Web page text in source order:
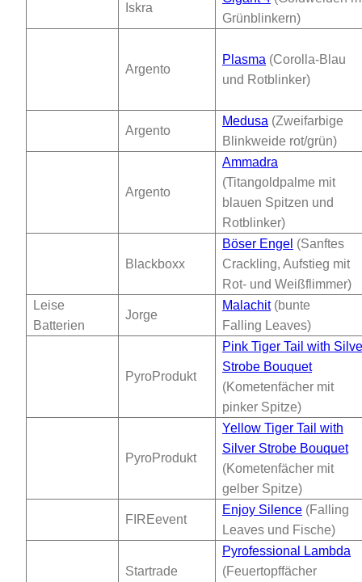
Iskra
Grünblinkern)
Argento
Plasma (Corolla-Blau
und Rotblinker)
Argento
Medusa (Zweifarbige
Blinkweide rot/grün)
Argento
Ammadra
(Titangoldpalme mit
blauen Spitzen und
Rotblinker)
Blackboxx
Böser Engel (Sanftes
Crackling, Aufstieg mit
Rot- und Weißflimmer)
Leise
Batterien
Jorge
Malachit(bunte
Falling Leaves)
PyroProdukt
Pink Tiger Tail with
Strobe Bouquet
(Kometenfächer mit
pinker Spitze)
PyroProdukt
Yellow Tiger Tail with
Silver Strobe Bouquet
(Kometenfächer mit
gelber Spitze)
FIREevent
Enjoy Silence (Falling
Leaves und Fische)
Startrade
Pyrofessional Lambda
(Feuertopffächer